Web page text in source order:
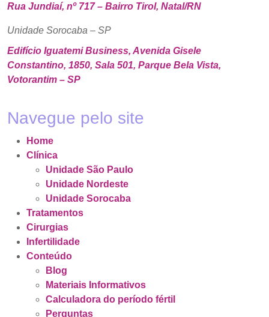
Rua Jundiaí, nº 717 – Bairro Tirol, Natal/RN
Unidade Sorocaba – SP
Edifício Iguatemi Business, Avenida Gisele
Constantino, 1850, Sala 501, Parque Bela Vista,
Votorantim – SP
Navegue pelo site
Home
Clínica
Unidade São Paulo
Unidade Nordeste
Unidade Sorocaba
Tratamentos
Cirurgias
Infertilidade
Conteúdo
Blog
Materiais Informativos
Calculadora do período fértil
Perguntas